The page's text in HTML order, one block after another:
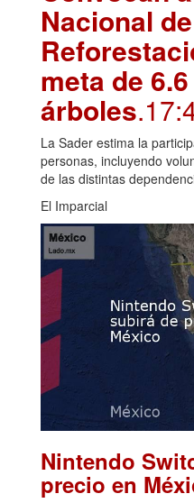
Nacional de
meta de
árboles
La Sader estima la
personas, incluyendo
de las distintas
El Imparcial
Nintendo
precio en